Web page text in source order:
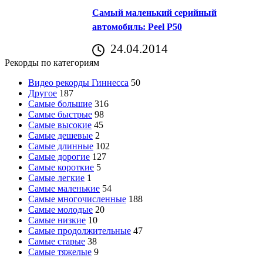
Самый маленький серийный
автомобиль: Peel P50
24.04.2014
Рекорды по категориям
Видео рекорды Гиннесса 50
Другое 187
Самые большие 316
Самые быстрые 98
Самые высокие 45
Самые дешевые 2
Самые длинные 102
Самые дорогие 127
Самые короткие 5
Самые легкие 1
Самые маленькие 54
Самые многочисленные 188
Самые молодые 20
Самые низкие 10
Самые продолжительные 47
Самые старые 38
Самые тяжелые 9